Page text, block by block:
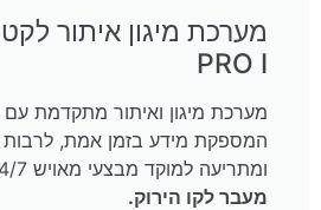
מערכת מיגון איתור
PRO I
מערכת מיגון ואיתור מתקדמת
המספקת מידע בזמן אמת, לרבות
ומתריעה למוקד מבצעי מאויש 24/7.
מעבר לקו הירוק.